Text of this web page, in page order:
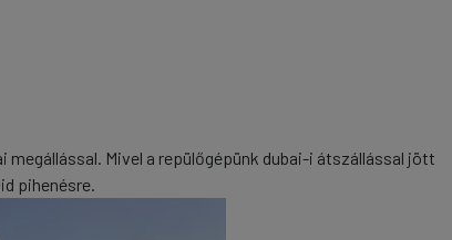
Mivel a repülőgépünk dubai-i átszállással jött
pihenésre.